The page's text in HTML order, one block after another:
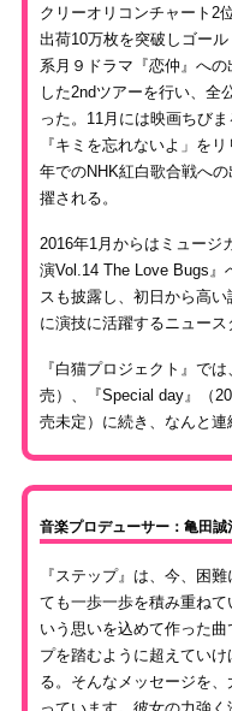
クリーオリコンチャート2
出荷10万枚を突破しゴー
系月９ドラマ『恋仲』へ
した2ndツアーを行い、全
った。11月には映画ちび
『キミを忘れないよ」を
年でのNHK紅白歌合戦へ
擢される。
2016年1月からはミュージ
演Vol.14 The Love Bugs』
スも披露し、初日から高
に演技に活躍するニュース
『白猫プロジェクト』で
売）、『Special day』（
売未定）に続き、なんと連
音楽プロデューサー：亀田誠
『ステップ』は、今、困
ても一歩一歩を積み重ね
いう思いを込めて作った
プを踏むように超えてい
る。そんなメッセージを